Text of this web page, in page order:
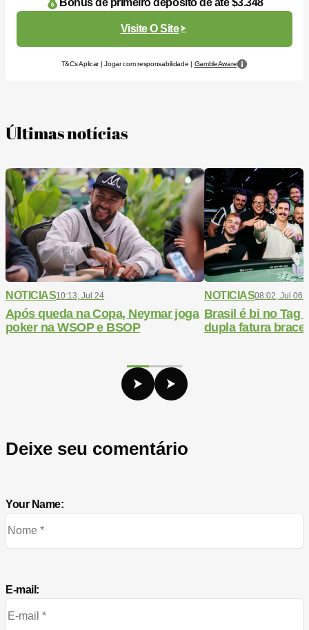
Visite O Site
T&Cs Aplicar | Jogar com responsabilidade | GambleAware
Últimas notícias
NOTICIAS10:13, Jul 24
Após queda na Copa, Neymar joga
poker na WSOP e BSOP
NOTICIAS08:02, Jul 06
Brasil é bi no Tag
dupla fatura
Deixe seu comentário
Your Name:
E-mail: